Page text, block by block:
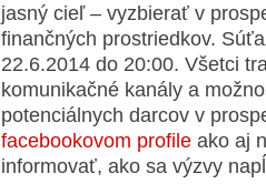
jasný cieľ – vyzbierať v
finančných prostriedkov.
22.6.2014 do 20:00. Všetci
komunikačné kanály a
potenciálnych darcov v
facebookovom profile ako aj
informovať, ako sa výzvy